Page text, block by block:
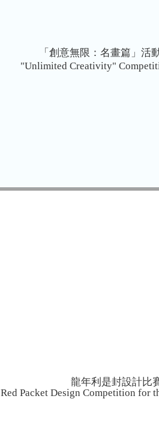
「創意無限：名畫篇」活
"Unlimited Creativity"
龍年利是封設計比
Red Packet Design Competition for